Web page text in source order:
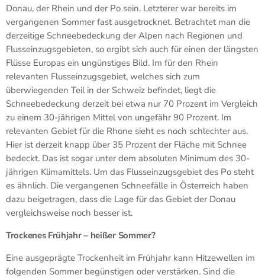
Donau, der Rhein und der Po sein. Letzterer war bereits im
vergangenen Sommer fast ausgetrocknet. Betrachtet man die
derzeitige Schneebedeckung der Alpen nach Regionen und
Flusseinzugsgebieten, so ergibt sich auch für einen der längsten
Flüsse Europas ein ungünstiges Bild. Im für den Rhein
relevanten Flusseinzugsgebiet, welches sich zum
überwiegenden Teil in der Schweiz befindet, liegt die
Schneebedeckung derzeit bei etwa nur 70 Prozent im Vergleich
zu einem 30-jährigen Mittel von ungefähr 90 Prozent. Im
relevanten Gebiet für die Rhone sieht es noch schlechter aus.
Hier ist derzeit knapp über 35 Prozent der Fläche mit Schnee
bedeckt. Das ist sogar unter dem absoluten Minimum des 30-
jährigen Klimamittels. Um das Flusseinzugsgebiet des Po steht
es ähnlich. Die vergangenen Schneefälle in Österreich haben
dazu beigetragen, dass die Lage für das Gebiet der Donau
vergleichsweise noch besser ist.
Trockenes Frühjahr – heißer Sommer?
Eine ausgeprägte Trockenheit im Frühjahr kann Hitzewellen im
folgenden Sommer begünstigen oder verstärken. Sind die